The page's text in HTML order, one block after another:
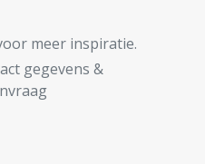
meer inspiratie.
gegevens &